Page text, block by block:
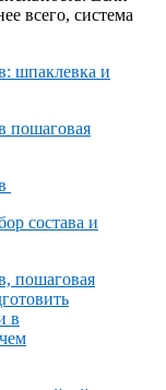
всего, система